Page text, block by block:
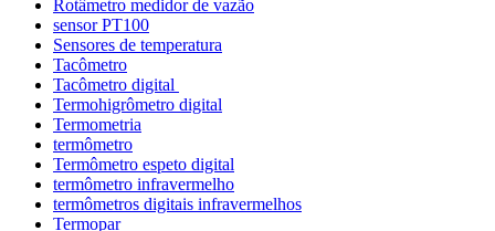
Rotâmetro medidor de vazão
sensor PT100
Sensores de temperatura
Tacômetro
Tacômetro digital
Termohigrômetro digital
Termometria
termômetro
Termômetro espeto digital
termômetro infravermelho
termômetros digitais infravermelhos
Termopar